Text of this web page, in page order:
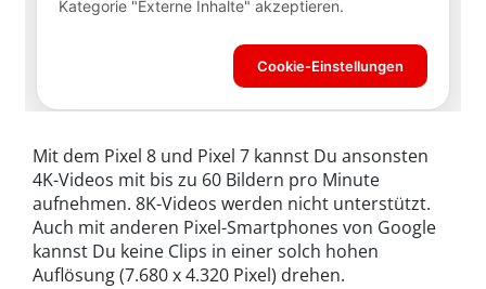
Mit dem Pixel 8 und Pixel 7 kannst Du ansonsten
4K-Videos mit bis zu 60 Bildern pro Minute
aufnehmen. 8K-Videos werden nicht unterstützt.
Auch mit anderen Pixel-Smartphones von Google
kannst Du keine Clips in einer solch hohen
Auflösung (7.680 x 4.320 Pixel) drehen.